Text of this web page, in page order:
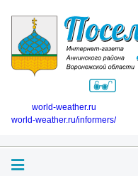
world-weather.ru
world-weather.ru/informers/